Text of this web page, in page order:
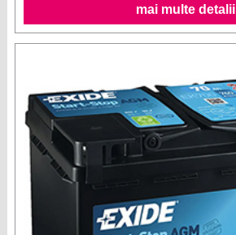
mai multe detalii